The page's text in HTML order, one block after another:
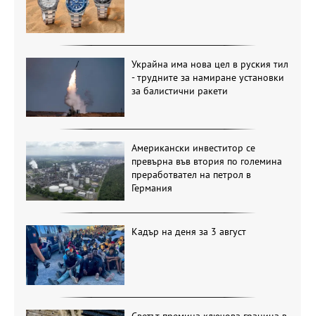
Украйна има нова цел в руския тил
- трудните за намиране установки
за балистични ракети
Американски инвеститор се
превърна във втория по големина
преработвател на петрол в
Германия
Кадър на деня за 3 август